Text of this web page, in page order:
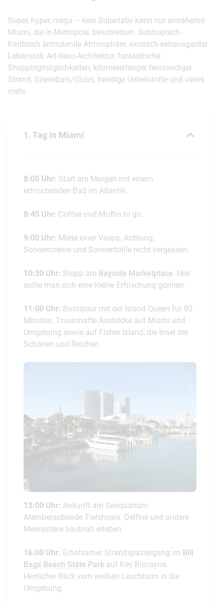
Super, hyper, mega – kein Superlativ kann nur annähernd
Miami, die In-Metropole, beschreiben. Subtropisch-
Karibisch anmutende Atmosphäre, exotisch-extravaganter
Lebensstil, Art-déco-Architektur, fantastische
Shoppingmöglichkeiten, kilometerlanger feinsandiger
Strand, Szenebars/Clubs, trendige Unterkünfte und vieles
mehr.
1. Tag in Miami
8:00 Uhr: Start am Morgen mit einem
erfrischenden Bad im Atlantik.
8:45 Uhr: Coffee und Muffin to go.
9:00 Uhr: Miete einer Vespa. Achtung,
Sonnencreme und Sonnenbrille nicht vergessen.
10:30 Uhr: Stopp am Bayside Marketplace. Hier
sollte man sich eine kleine Erfrischung gönnen.
11:00 Uhr: Bootstour mit der Island Queen für 90
Minuten. Traumhafte Ausblicke auf Miami und
Umgebung sowie auf Fisher Island, die Insel der
Schönen und Reichen.
© Miami CVB
13:00 Uhr: Ankunft am Seaquarium.
Atemberaubende Tiershows. Delfine und andere
Meerestiere hautnah erleben.
16:00 Uhr: Erholsamer Strandspaziergang im Bill
Bags Beach State Park auf Key Biscayne.
Herrlicher Blick vom weißen Leuchturm in die
Umgebung.